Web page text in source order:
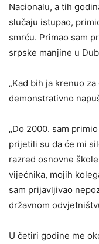
Nacionalu, a tih
slučaju istupao,
smrću. Primao sam
srpske manjine u
„Kad bih ja krenuo
demonstrativno
„Do 2000. sam
prijetili su da će mi
razred osnovne
vijećnika, mojih
sam prijavljivao
državnom
U četiri godine me